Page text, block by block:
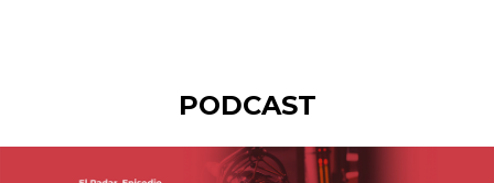
PODCAST